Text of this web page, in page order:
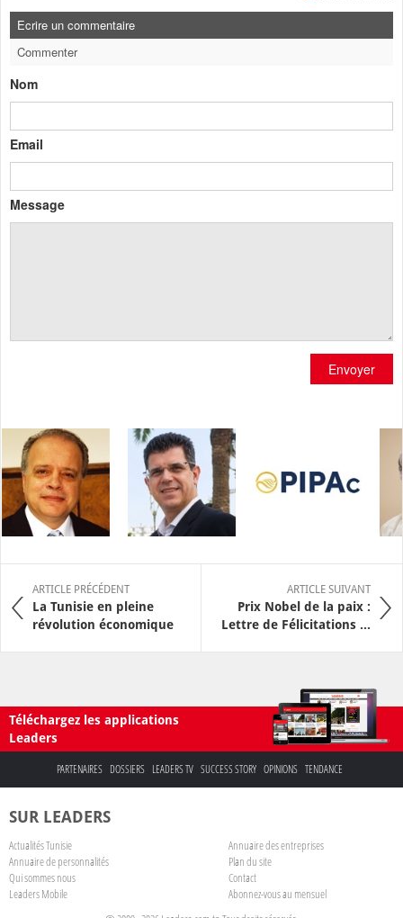
Ecrire un commentaire
Commenter
Nom
Email
Message
Envoyer
ARTICLE PRÉCÉDENT
La Tunisie en pleine
révolution économique
ARTICLE SUIVANT
Prix Nobel de la paix :
Lettre de Félicitations ...
Téléchargez les applications
Leaders
PARTENAIRES DOSSIERS LEADERS TV SUCCESS STORY OPINIONS TENDANCE
SUR LEADERS
Actualités Tunisie
Annuaire des entreprises
Annuaire de personnalités
Plan du site
Qui sommes nous
Contact
Leaders Mobile
Abonnez-vous au mensuel